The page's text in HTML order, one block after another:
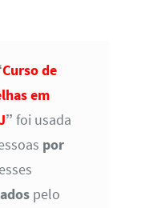
Curso de
em
” foi usada
por
pelo